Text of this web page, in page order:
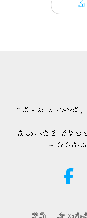
3:40
లఘు చిత్రాలు
38:08
“ వీగన్ గా ఉండండి,
మీరు ఇంటికి
~